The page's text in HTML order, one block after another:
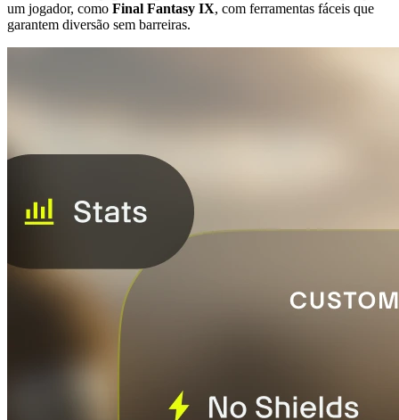
um jogador, como Final Fantasy IX, com ferramentas fáceis que
garantem diversão sem barreiras.